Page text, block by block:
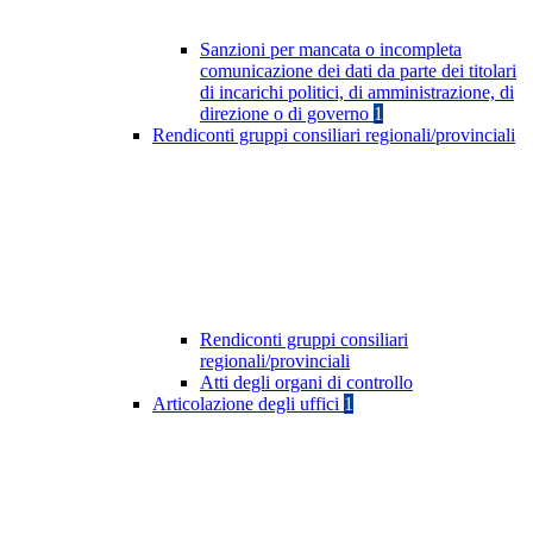
Sanzioni per mancata o incompleta
comunicazione dei dati da parte dei titolari
di incarichi politici, di amministrazione, di
direzione o di governo 1
Rendiconti gruppi consiliari regionali/provinciali
Rendiconti gruppi consiliari
regionali/provinciali
Atti degli organi di controllo
Articolazione degli uffici 1